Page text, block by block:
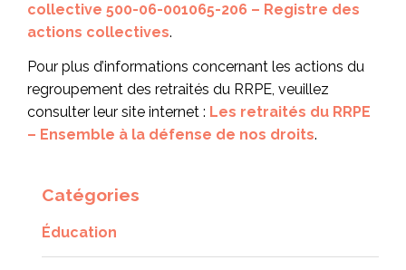
collective 500-06-001065-206 – Registre des
actions collectives.
Pour plus d’informations concernant les actions du
regroupement des retraités du RRPE, veuillez
consulter leur site internet : Les retraités du RRPE
– Ensemble à la défense de nos droits.
Catégories
Éducation